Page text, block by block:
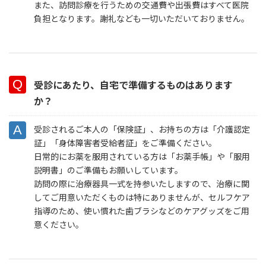
また、訪問診療を行うための交通費や出張費はすべて医院
負担となります。謝礼なども一切いただいておりません。
受診にあたり、自宅で準備するものはあります
か？
受診されるご本人の「保険証」、お持ちの方は「介護認定
証」「身体障害者受給者証」をご準備ください。
日常的にお薬を服用されている方は「お薬手帳」や「服用
説明書」のご準備もお願いしています。
訪問の際に治療器具一式を持参いたしますので、治療に関
してご用意いただくものは特にありませんが、セルフケア
指導のため、使い慣れた歯ブラシなどのケアグッズをご用
意ください。